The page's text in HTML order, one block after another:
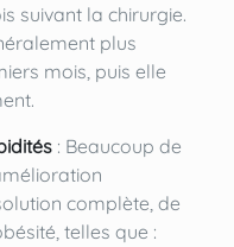
suivant la chirurgie.
plus
mois, puis elle
: Beaucoup de
complète, de
telles que :